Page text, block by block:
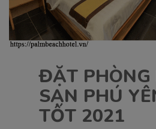
ĐẶT PHÒNG
SẠN PHÚ
TỐT 2021